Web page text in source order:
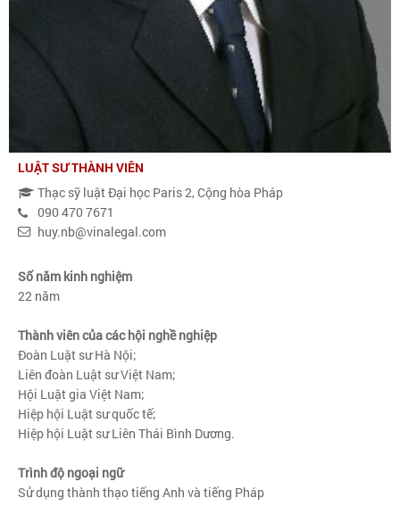
LUẬT SƯ THÀNH VIÊN
Thạc sỹ luật Đại học Paris 2, Cộng hòa Pháp
090 470 7671
huy.nb@vinalegal.com
Số năm kinh nghiệm
22 năm
Thành viên của các hội nghề nghiệp
Đoàn Luật sư Hà Nội;
Liên đoàn Luật sư Việt Nam;
Hội Luật gia Việt Nam;
Hiệp hội Luật sư quốc tế;
Hiệp hội Luật sư Liên Thái Bình Dương.
Trình độ ngoại ngữ
Sử dụng thành thạo tiếng Anh và tiếng Pháp